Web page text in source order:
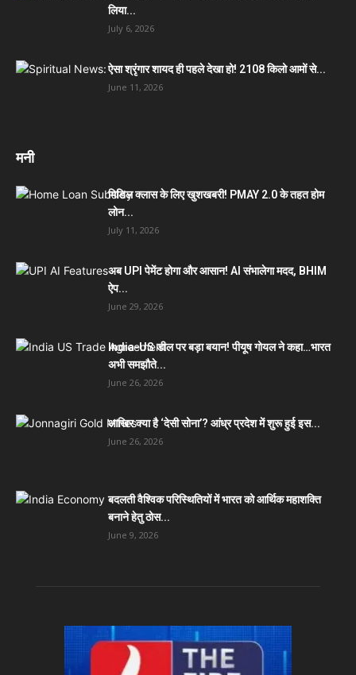
लिया...
July 6, 2026
ऐसा श्रृंगार शायद ही पहले देखा हो! 2108 किलो आमों से...
June 11, 2026
मनी
मिडिल क्लास के लिए खुशखबरी! PMAY 2.0 के तहत होम
लोन...
July 11, 2026
अब UPI पेमेंट होगा और आसान! AI संभालेगा मदद, BHIM
ऐप...
June 29, 2026
India-US डील पर बड़ा बयान! पीयूष गोयल ने कहा…भारत
अभी समझौते...
June 26, 2026
आखिर क्या है ‘देसी सोना’? आंध्र प्रदेश में शुरू हुई इस...
June 26, 2026
बदलती वैश्विक परिस्थितियों में भारत को आर्थिक महाशक्ति
बनाने हेतु ठोस...
June 9, 2026